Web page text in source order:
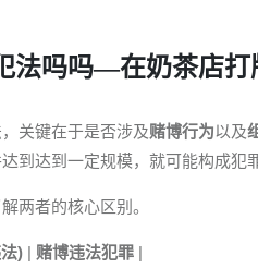
法吗吗—在奶茶店打
关键在于是否涉及赌博行为以及
到达到一定规模，就可能构成犯罪
两者的核心区别。
) | 赌博违法犯罪 |